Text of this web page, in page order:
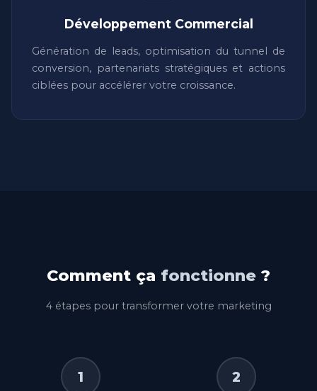
Développement Commercial
Génération de leads, optimisation du tunnel de
conversion, partenariats stratégiques et actions
ciblées pour accélérer votre croissance.
Comment ça fonctionne ?
4 étapes pour transformer votre marketing
1 2